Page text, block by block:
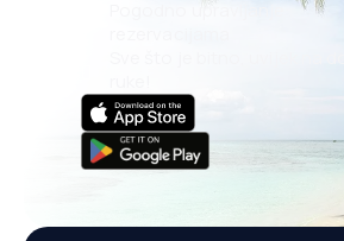
Sve što je bitno, uvijek na